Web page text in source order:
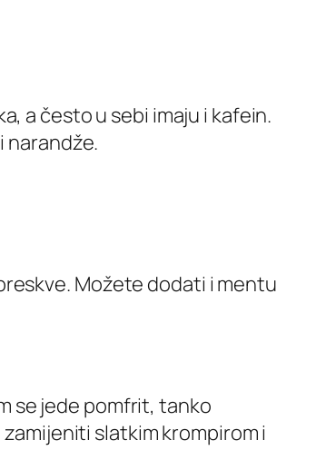
a često u sebi imaju i kafein.
narandže.
Možete dodati i mentu
se jede pomfrit, tanko
slatkim krompirom i